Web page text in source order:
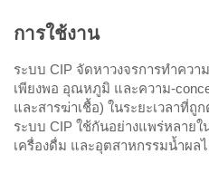
การใช้งาน
ระบบ CIP จัดหาวงจรการทำควา
เพียงพอ อุณหภูมิ และความ-
และสารฆ่าเชื้อ) ในระยะเวลาที่
ระบบ CIP ใช้กันอย่างแพร่หลาย
เครื่องดื่ม และอุตสาหกรรมน้ำผล